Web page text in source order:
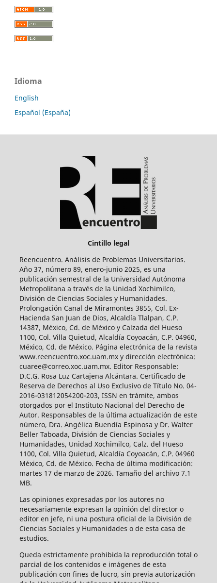
Idioma
English
Español (España)
Cintillo legal
Reencuentro. Análisis de Problemas Universitarios.
Año 37, número 89, enero-junio 2025, es una
publicación semestral de la Universidad Autónoma
Metropolitana a través de la Unidad Xochimilco,
División de Ciencias Sociales y Humanidades.
Prolongación Canal de Miramontes 3855, Col. Ex-
Hacienda San Juan de Dios, Alcaldía Tlalpan, C.P.
14387, México, Cd. de México y Calzada del Hueso
1100, Col. Villa Quietud, Alcaldía Coyoacán, C.P. 04960,
México, Cd. de México. Página electrónica de la revista
www.reencuentro.xoc.uam.mx y dirección electrónica:
cuaree@correo.xoc.uam.mx. Editor Responsable:
D.C.G. Rosa Luz Cartajena Alcántara. Certificado de
Reserva de Derechos al Uso Exclusivo de Título No. 04-
2016-031812054200-203, ISSN en trámite, ambos
otorgados por el Instituto Nacional del Derecho de
Autor. Responsables de la última actualización de este
número, Dra. Angélica Buendía Espinosa y Dr. Walter
Beller Taboada, División de Ciencias Sociales y
Humanidades, Unidad Xochimilco, Calz. del Hueso
1100, Col. Villa Quietud, Alcaldía Coyoacán, C.P. 04960
México, Cd. de México. Fecha de última modificación:
martes 17 de marzo de 2026. Tamaño del archivo 7.1
MB.
Las opiniones expresadas por los autores no
necesariamente expresan la opinión del director o
editor en jefe, ni una postura oficial de la División de
Ciencias Sociales y Humanidades o de esta casa de
estudios.
Queda estrictamente prohibida la reproducción total o
parcial de los contenidos e imágenes de esta
publicación con fines de lucro, sin previa autorización